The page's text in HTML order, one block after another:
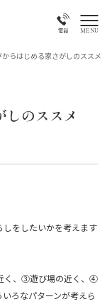
電話 MENU
らはじめる家さがしのススメ
のススメ
をしたいかを考えます
く、③遊び場の近く、④
ろなパターンが考えら